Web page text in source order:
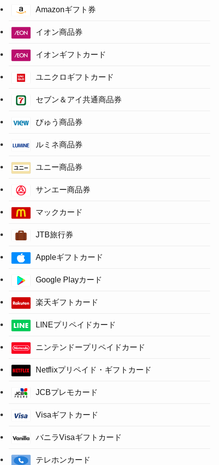
Amazonギフト券
イオン商品券
イオンギフトカード
ユニクロギフトカード
セブン＆アイ共通商品券
びゅう商品券
ルミネ商品券
ユニー商品券
サンエー商品券
マックカード
JTB旅行券
Appleギフトカード
Google Playカード
楽天ギフトカード
LINEプリペイドカード
ニンテンドープリペイドカード
Netflixプリペイド・ギフトカード
JCBプレモカード
Visaギフトカード
バニラVisaギフトカード
テレホンカード